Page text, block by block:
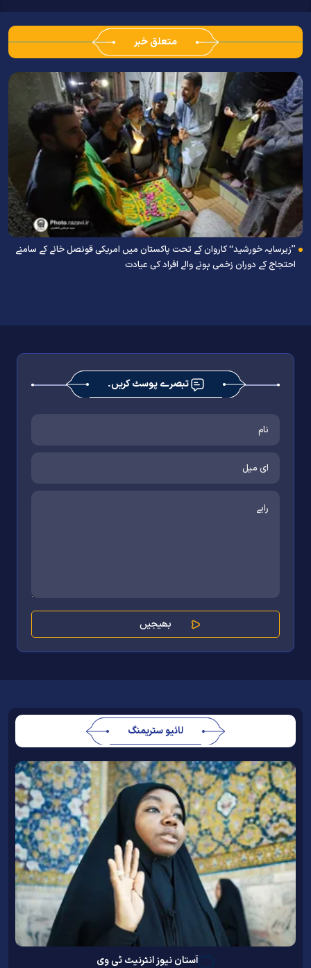
متعلق خبر
’’زیرسایہ خورشید‘‘ کاروان کے تحت پاکستان میں امریکی قونصل خانے کے سامنے
احتجاج کے دوران زخمی ہونے والے افراد کی عیادت
تبصرے پوسٹ کریں۔
لائیو سٹریمنگ
آستان نیوز انٹرنیٹ ٹی وی